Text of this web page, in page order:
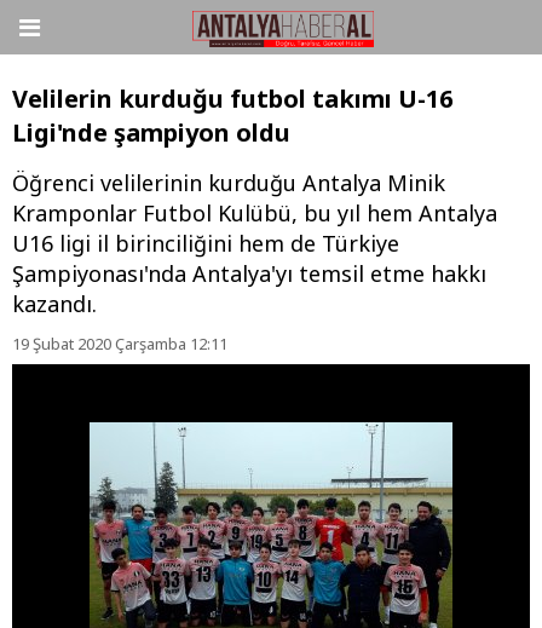
Velilerin kurduğu futbol takımı U-16
Ligi'nde şampiyon oldu
Öğrenci velilerinin kurduğu Antalya Minik
Kramponlar Futbol Kulübü, bu yıl hem Antalya
U16 ligi il birinciliğini hem de Türkiye
Şampiyonası'nda Antalya'yı temsil etme hakkı
kazandı.
19 Şubat 2020 Çarşamba 12:11